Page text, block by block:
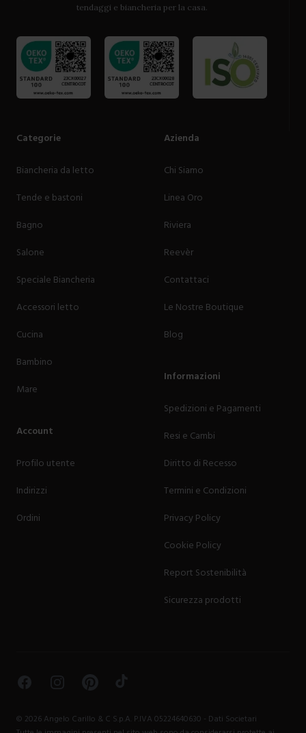
tendaggi e biancheria per la casa.
Categorie
Biancheria da letto
Tende e bastoni
Bagno
Salone
Speciale Biancheria
Accessori letto
Cucina
Bambino
Mare
Account
Profilo utente
Indirizzi
Ordini
Azienda
Chi Siamo
Linea Oro
Riviera
Reevèr
Contattaci
Le Nostre Boutique
Blog
Informazioni
Spedizioni e Pagamenti
Resi e Cambi
Diritto di Recesso
Termini e Condizioni
Privacy Policy
Cookie Policy
Report Sostenibilità
Sicurezza prodotti
FacebookInstagramPinterestTikTok
© 2026 Angelo Carillo & C S.p.A. P.IVA 05224640630 - Dati Societari